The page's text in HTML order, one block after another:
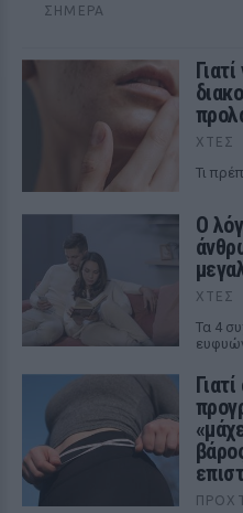
ΣΉΜΕΡΑ
ΧΤΕΣ
Τι
Ο
ΧΤΕΣ
Τα 4